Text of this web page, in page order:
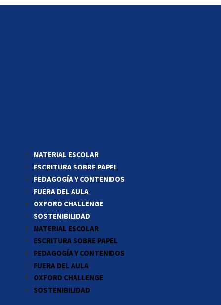
MATERIAL ESCOLAR
ESCRITURA SOBRE PAPEL
PEDAGOGÍA Y CONTENIDOS
FUERA DEL AULA
OXFORD CHALLENGE
SOSTENIBILIDAD
MATERIAL ESCOLAR
ESCRITURA SOBRE PAPEL
PEDAGOGÍA Y CONTENIDOS
FUERA DEL AULA
OXFORD CHALLENGE
SOSTENIBILIDAD